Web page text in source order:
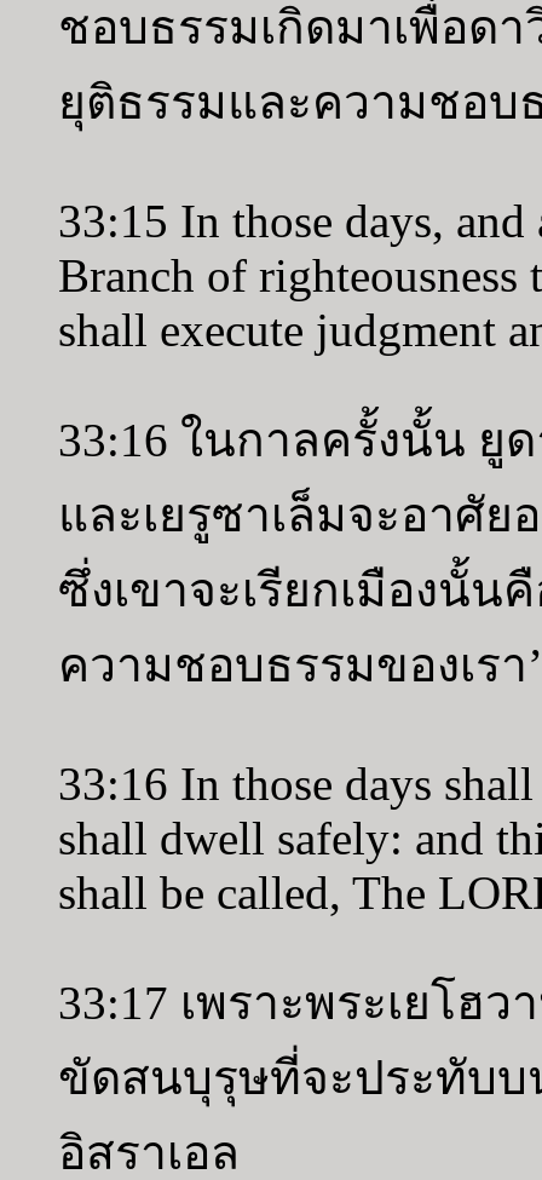
ชอบธรรมเกิดมาเพื่อด
ยุติธรรมและความชอ
33:15 In those days,
Branch of
shall execute judgment
33:16 ในกาลครั้งนั้น ยู
และเยรูซาเล็มจะอาศั
ซึ่งเขาจะเรียกเมืองนั้น
ความชอบธรรมของเรา’
33:16 In those days
shall dwell safely: and
shall be called, The
33:17 เพราะพระเยโฮ
ขัดสนบุรุษที่จะประทับบ
อิสราเอล